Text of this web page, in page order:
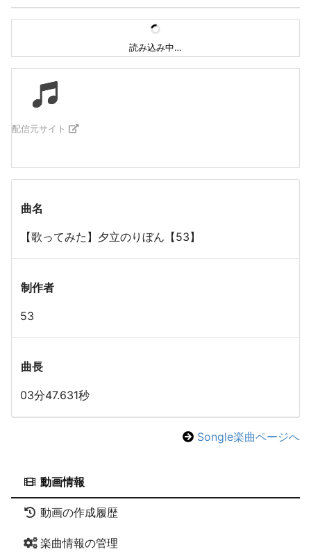
読み込み中…
配信元サイト
曲名
【歌ってみた】夕立のりぼん【53】
制作者
53
曲長
03分47.631秒
Songle楽曲ページへ
動画情報
動画の作成履歴
楽曲情報の管理